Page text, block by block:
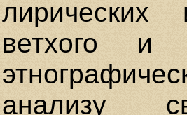
ветхого и
анализу